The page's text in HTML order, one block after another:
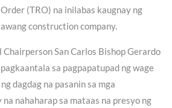
(TRO) na inilabas kaugnay ng
construction company.
San Carlos Bishop Gerardo
sa pagpapatupad ng wage
dagdag na pasanin sa mga
nahaharap sa mataas na presyo ng